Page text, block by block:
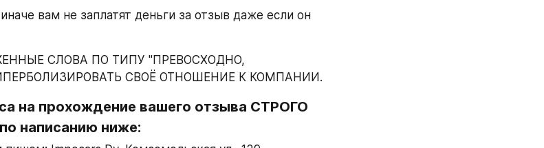
вам не заплатят деньги за отзыв даже если он
СЛОВА ПО ТИПУ "ПРЕВОСХОДНО,
СВОЁ ОТНОШЕНИЕ К КОМПАНИИ.
на прохождение вашего отзыва СТРОГО
написанию ниже: